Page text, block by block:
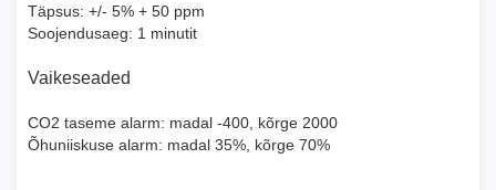
Täpsus: +/- 5% + 50 ppm
Soojendusaeg: 1 minutit
Vaikeseaded
CO2 taseme alarm: madal -400, kõrge 2000
Õhuniiskuse alarm: madal 35%, kõrge 70%